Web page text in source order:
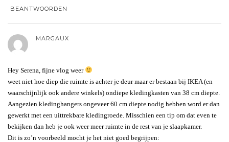
BEANTWOORDEN
MARGAUX
Hey Serena, fijne vlog weer
weet niet hoe diep die ruimte is achter je deur maar er bestaan bij IKEA (en
waarschijnlijk ook andere winkels) ondiepe kledingkasten van 38 cm diepte.
Aangezien kledinghangers ongeveer 60 cm diepte nodig hebben word er dan
gewerkt met een uittrekbare kledingroede. Misschien een tip om dat even te
bekijken dan heb je ook weer meer ruimte in de rest van je slaapkamer.
Dit is zo’n voorbeeld mocht je het niet goed begrijpen: